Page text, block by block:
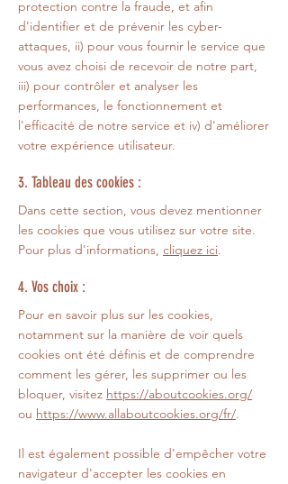
protection contre la fraude, et afin
d'identifier et de prévenir les cyber-
attaques, ii) pour vous fournir le service que
vous avez choisi de recevoir de notre part,
iii) pour contrôler et analyser les
performances, le fonctionnement et
l'efficacité de notre service et iv) d'améliorer
votre expérience utilisateur.
3. Tableau des cookies :
Dans cette section, vous devez mentionner
les cookies que vous utilisez sur votre site.
Pour plus d'informations, cliquez ici.
4. Vos choix :
Pour en savoir plus sur les cookies,
notamment sur la manière de voir quels
cookies ont été définis et de comprendre
comment les gérer, les supprimer ou les
bloquer, visitez https://aboutcookies.org/
ou https://www.allaboutcookies.org/fr/.
Il est également possible d'empêcher votre
navigateur d'accepter les cookies en